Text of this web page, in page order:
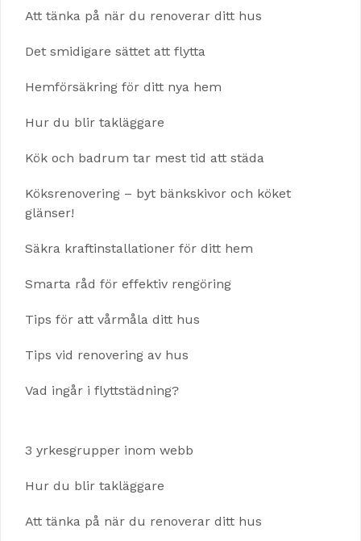
Att tänka på när du renoverar ditt hus
Det smidigare sättet att flytta
Hemförsäkring för ditt nya hem
Hur du blir takläggare
Kök och badrum tar mest tid att städa
Köksrenovering – byt bänkskivor och köket
glänser!
Säkra kraftinstallationer för ditt hem
Smarta råd för effektiv rengöring
Tips för att vårmåla ditt hus
Tips vid renovering av hus
Vad ingår i flyttstädning?
3 yrkesgrupper inom webb
Hur du blir takläggare
Att tänka på när du renoverar ditt hus